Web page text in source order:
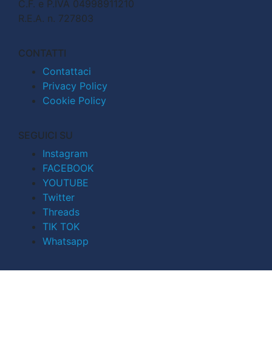
C.F. e P.IVA 04998911210
R.E.A. n. 727803
CONTATTI
Contattaci
Privacy Policy
Cookie Policy
SEGUICI SU
Instagram
FACEBOOK
YOUTUBE
Twitter
Threads
TIK TOK
Whatsapp